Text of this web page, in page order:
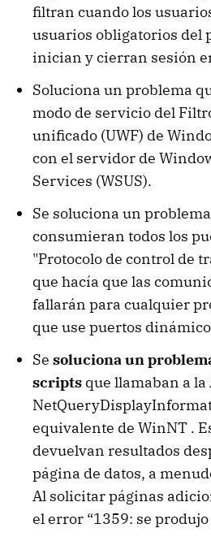
filtran cuando los
usuarios obligatorios del
inician y cierran sesión
Soluciona un problema
modo de servicio del
unificado (UWF) de
con el servidor de
Services (WSUS).
Se soluciona un
consumieran todos los
"Protocolo de control de
que hacía que las
fallarán para cualquier
que use puertos
Se soluciona un
scripts que llamaban a la
equivalente de WinNT .
devuelvan resultados
página de datos, a
Al solicitar páginas
el error “1359: se